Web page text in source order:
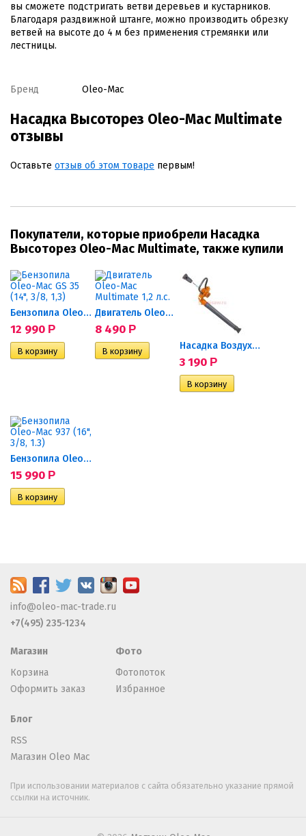
вы сможете подстригать ветви деревьев и кустарников.
Благодаря раздвижной штанге, можно производить обрезку
ветвей на высоте до 4 м без применения стремянки или
лестницы.
Бренд Oleo-Mac
Насадка Высоторез Oleo-Mac Multimate
отзывы
Оставьте отзыв об этом товаре первым!
Покупатели, которые приобрели Насадка
Высоторез Oleo-Mac Multimate, также купили
Бензопила Oleo-Mac GS 35...
12 990 Р
Двигатель Oleo-Mac...
8 490 Р
Насадка Воздуходувка...
3 190 Р
Бензопила Oleo-Mac 937...
15 990 Р
info@oleo-mac-trade.ru
+7(495) 235-1234
Магазин
Корзина
Оформить заказ
Фото
Фотопоток
Избранное
Блог
RSS
Магазин Oleo Mac
При использовании материалов с сайта обязательно указание прямой
ссылки на источник.